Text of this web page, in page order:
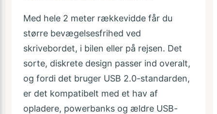
Med hele 2 meter rækkevidde får du
større bevægelsesfrihed ved
skrivebordet, i bilen eller på rejsen. Det
sorte, diskrete design passer ind overalt,
og fordi det bruger USB 2.0-standarden,
er det kompatibelt med et hav af
opladere, powerbanks og ældre USB-